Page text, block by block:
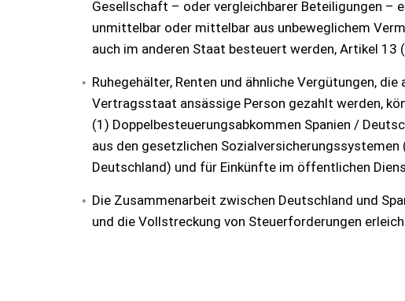
Gesellschaft – oder vergleichbarer Beteiligungen –
unmittelbar oder mittelbar aus unbeweglichem
auch im anderen Staat besteuert werden, Artikel
Ruhegehälter, Renten und ähnliche Vergütungen,
Vertragsstaat ansässige Person gezahlt werden,
(1) Doppelbesteuerungsabkommen Spanien /
aus den gesetzlichen
Deutschland) und für Einkünfte im öffentlichen
Die Zusammenarbeit zwischen Deutschland und
und die Vollstreckung von Steuerforderungen